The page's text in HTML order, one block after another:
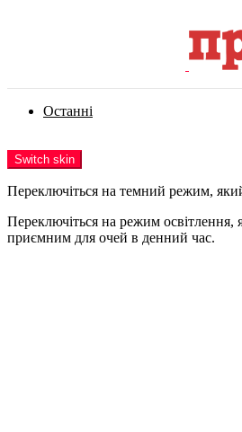
Останні
Switch skin
Переключіться на темний режим,
Переключіться на режим освітлення,
приємним для очей в денний час.